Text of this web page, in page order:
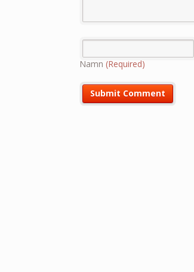
Namn(Required)